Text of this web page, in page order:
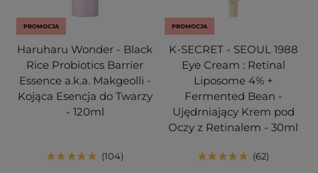
PROMOCJA
Haruharu Wonder - Black
Rice Probiotics Barrier
Essence a.k.a. Makgeolli -
Kojąca Esencja do Twarzy
- 120ml
104
PROMOCJA
K-SECRET - SEOUL 1988
Eye Cream : Retinal
Liposome 4% +
Fermented Bean -
Ujędrniający Krem pod
Oczy z Retinalem - 30ml
62